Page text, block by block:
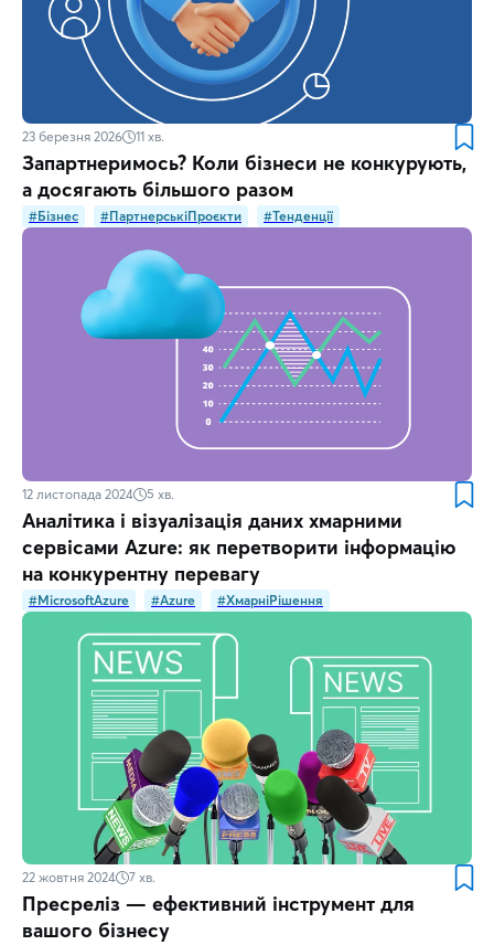
23 березня 2026 11 хв.
Запартнеримось? Коли бізнеси не конкурують,
а досягають більшого разом
#Бізнес #ПартнерськіПроєкти #Тенденції
12 листопада 2024 5 хв.
Аналітика і візуалізація даних хмарними
сервісами Azure: як перетворити інформацію
на конкурентну перевагу
#MicrosoftAzure #Azure #ХмарніРішення
22 жовтня 2024 7 хв.
Пресреліз — ефективний інструмент для
вашого бізнесу